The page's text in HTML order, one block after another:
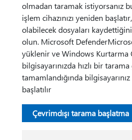
olmadan taramak istiyorsanız
işlem cihazınızı yeniden
olabilecek dosyaları
olun. Microsoft
yüklenir ve Windows Kurtarma
bilgisayarınızda hızlı bir
tamamlandığında
başlatılır
Çevrimdışı tarama başlatma